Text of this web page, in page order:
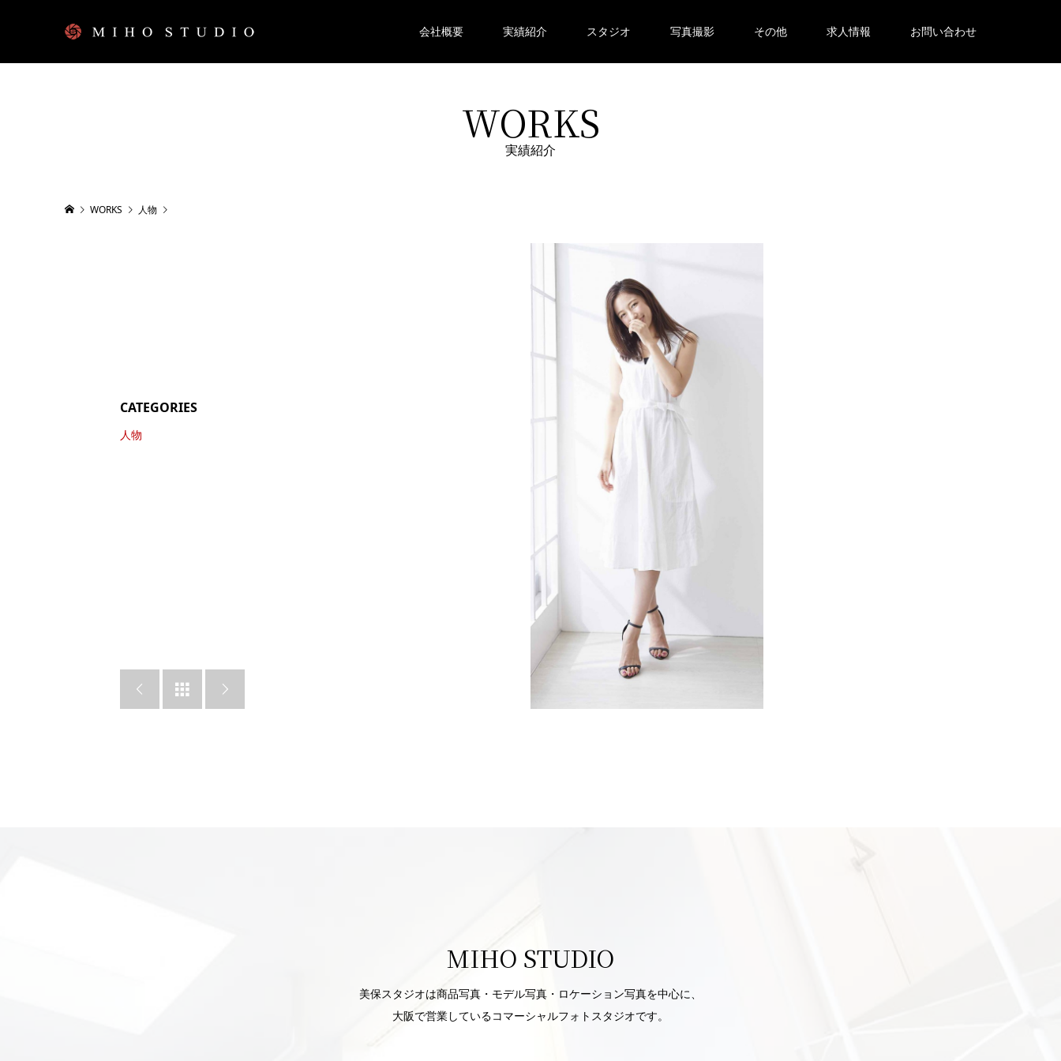
会社概要 実績紹介 スタジオ 写真撮影 その他 求人情報 お問い合わせ
WORKS
実績紹介
WORKS 人物
CATEGORIES
人物
  
MIHO STUDIO
美保スタジオは商品写真・モデル写真・ロケーション写真を中心に、
大阪で営業しているコマーシャルフォトスタジオです。